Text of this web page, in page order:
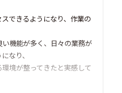
できるようになり、作業の
機能が多く、日々の業務が
なり、
境が整ってきたと実感して